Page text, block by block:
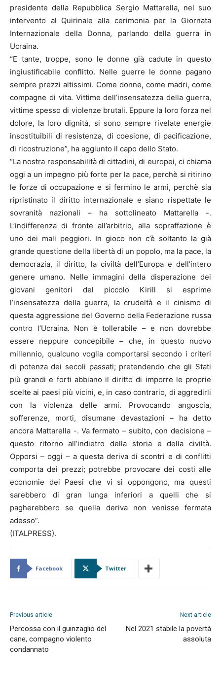
presidente della Repubblica Sergio Mattarella, nel suo
intervento al Quirinale alla cerimonia per la Giornata
Internazionale della Donna, parlando della guerra in
Ucraina.
“E tante, troppe, sono le donne già cadute in questo
ingiustificabile conflitto. Nelle guerre le donne pagano
sempre prezzi altissimi. Come donne, come madri, come
compagne di vita. Vittime dell’insensatezza della guerra,
vittime spesso di violenze brutali. Eppure la loro forza nel
dolore, la loro dignità, si sono sempre rivelate energie
insostituibili di resistenza, di coesione, di pacificazione,
di ricostruzione”, ha aggiunto il capo dello Stato.
“La nostra responsabilità di cittadini, di europei, ci chiama
oggi a un impegno più forte per la pace, perchè si ritirino
le forze di occupazione e si fermino le armi, perchè sia
ripristinato il diritto internazionale e siano rispettate le
sovranità nazionali – ha sottolineato Mattarella -.
L’indifferenza di fronte all’arbitrio, alla sopraffazione è
uno dei mali peggiori. In gioco non c’è soltanto la già
grande questione della libertà di un popolo, ma la pace, la
democrazia, il diritto, la civiltà dell’Europa e dell’intero
genere umano. Nelle immagini della disperazione dei
giovani genitori del piccolo Kirill si esprime
l’insensatezza della guerra, la crudeltà e il cinismo di
questa aggressione del Governo della Federazione russa
contro l’Ucraina. Non è tollerabile – e non dovrebbe
essere neppure concepibile – che, in questo nuovo
millennio, qualcuno voglia comportarsi secondo i criteri
di potenza dei secoli passati; pretendendo che gli Stati
più grandi e forti abbiano il diritto di imporre le proprie
scelte ai paesi più vicini, e, in caso contrario, di aggredirli
con la violenza delle armi. Provocando angoscia,
sofferenze, morti, disumane devastazioni – ha detto
ancora Mattarella -. Va fermato – subito, con decisione –
questo ritorno all’indietro della storia e della civiltà.
Opporsi – oggi – a questa deriva di scontri e di conflitti
comporta dei prezzi; potrebbe provocare dei costi alle
economie dei Paesi che vi si oppongono, ma questi
sarebbero di gran lunga inferiori a quelli che si
pagherebbero se quella deriva non venisse fermata
adesso”.
(ITALPRESS).
Facebook Twitter
Previous article
Percossa con il guinzaglio del
cane, compagno violento
condannato
Next article
Nel 2021 stabile la povertà
assoluta